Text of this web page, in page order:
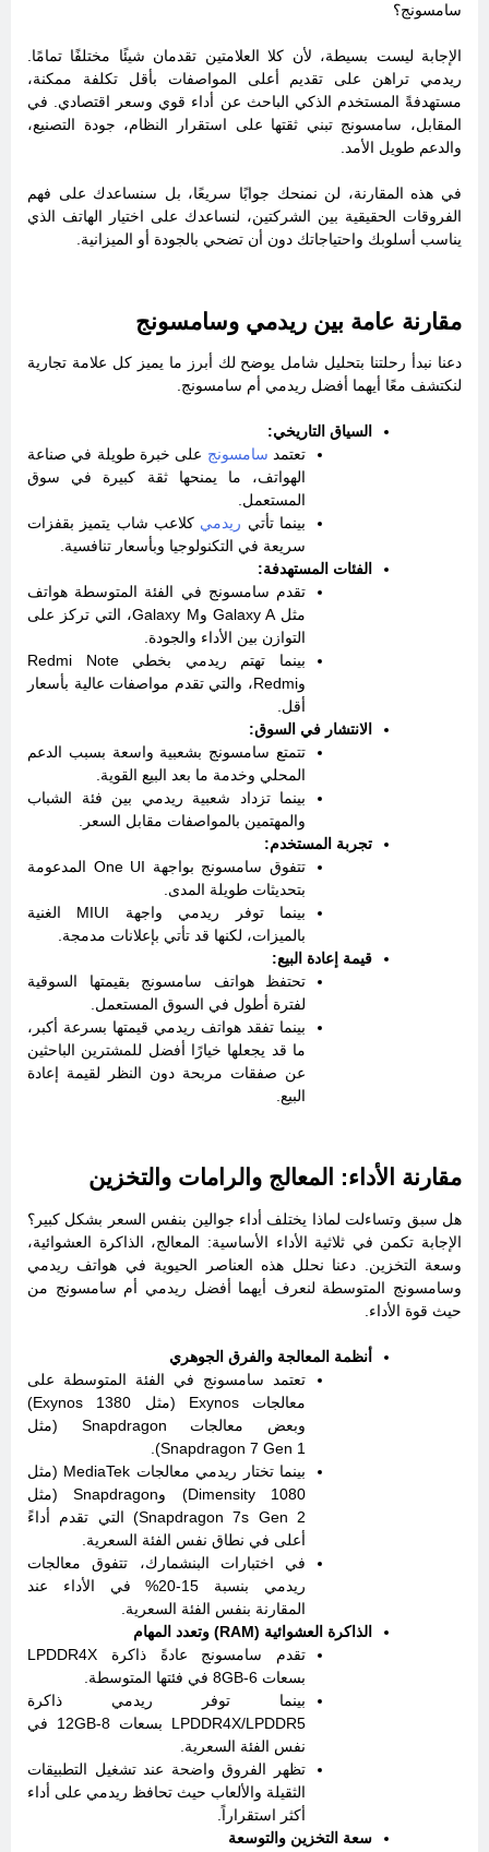
سامسونج؟
الإجابة ليست بسيطة، لأن كلا العلامتين تقدمان شيئًا مختلفًا تمامًا.
ريدمي تراهن على تقديم أعلى المواصفات بأقل تكلفة ممكنة،
مستهدفةً المستخدم الذكي الباحث عن أداء قوي وسعر اقتصادي. في
المقابل، سامسونج تبني ثقتها على استقرار النظام، جودة التصنيع،
والدعم طويل الأمد.
في هذه المقارنة، لن نمنحك جوابًا سريعًا، بل سنساعدك على فهم
الفروقات الحقيقية بين الشركتين، لنساعدك على اختيار الهاتف الذي
يناسب أسلوبك واحتياجاتك دون أن تضحي بالجودة أو الميزانية.
مقارنة عامة بين ريدمي وسامسونج
دعنا نبدأ رحلتنا بتحليل شامل يوضح لك أبرز ما يميز كل علامة تجارية
لنكتشف معًا أيهما أفضل ريدمي أم سامسونج.
السياق التاريخي:
تعتمد سامسونج على خبرة طويلة في صناعة
الهواتف، ما يمنحها ثقة كبيرة في سوق
المستعمل.
بينما تأتي ريدمي كلاعب شاب يتميز بقفزات
سريعة في التكنولوجيا وبأسعار تنافسية.
الفئات المستهدفة:
تقدم سامسونج في الفئة المتوسطة هواتف
مثل Galaxy A وGalaxy M، التي تركز على
التوازن بين الأداء والجودة.
بينما تهتم ريدمي بخطي Redmi Note
وRedmi، والتي تقدم مواصفات عالية بأسعار
أقل.
الانتشار في السوق:
تتمتع سامسونج بشعبية واسعة بسبب الدعم
المحلي وخدمة ما بعد البيع القوية.
بينما تزداد شعبية ريدمي بين فئة الشباب
والمهتمين بالمواصفات مقابل السعر.
تجربة المستخدم:
تتفوق سامسونج بواجهة One UI المدعومة
بتحديثات طويلة المدى.
بينما توفر ريدمي واجهة MIUI الغنية
بالميزات، لكنها قد تأتي بإعلانات مدمجة.
قيمة إعادة البيع:
تحتفظ هواتف سامسونج بقيمتها السوقية
لفترة أطول في السوق المستعمل.
بينما تفقد هواتف ريدمي قيمتها بسرعة أكبر،
ما قد يجعلها خيارًا أفضل للمشترين الباحثين
عن صفقات مربحة دون النظر لقيمة إعادة
البيع.
مقارنة الأداء: المعالج والرامات والتخزين
هل سبق وتساءلت لماذا يختلف أداء جوالين بنفس السعر بشكل كبير؟
الإجابة تكمن في ثلاثية الأداء الأساسية: المعالج، الذاكرة العشوائية،
وسعة التخزين. دعنا نحلل هذه العناصر الحيوية في هواتف ريدمي
وسامسونج المتوسطة لنعرف أيهما أفضل ريدمي أم سامسونج من
حيث قوة الأداء.
أنظمة المعالجة والفرق الجوهري
تعتمد سامسونج في الفئة المتوسطة على
معالجات Exynos (مثل Exynos 1380)
وبعض معالجات Snapdragon (مثل
Snapdragon 7 Gen 1).
بينما تختار ريدمي معالجات MediaTek (مثل
Dimensity 1080) وSnapdragon (مثل
Snapdragon 7s Gen 2) التي تقدم أداءً
أعلى في نطاق نفس الفئة السعرية.
في اختبارات البنشمارك، تتفوق معالجات
ريدمي بنسبة 15-20% في الأداء عند
المقارنة بنفس الفئة السعرية.
الذاكرة العشوائية (RAM) وتعدد المهام
تقدم سامسونج عادةً ذاكرة LPDDR4X
بسعات 6-8GB في فئتها المتوسطة.
بينما توفر ريدمي ذاكرة
LPDDR4X/LPDDR5 بسعات 8-12GB في
نفس الفئة السعرية.
تظهر الفروق واضحة عند تشغيل التطبيقات
الثقيلة والألعاب حيث تحافظ ريدمي على أداء
أكثر استقراراً.
سعة التخزين والتوسعة